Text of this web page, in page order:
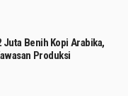
Benih Kopi Arabika,
Produksi